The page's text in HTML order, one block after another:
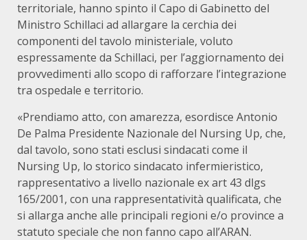
territoriale, hanno spinto il Capo di Gabinetto del
Ministro Schillaci ad allargare la cerchia dei
componenti del tavolo ministeriale, voluto
espressamente da Schillaci, per l’aggiornamento dei
provvedimenti allo scopo di rafforzare l’integrazione
tra ospedale e territorio.
«Prendiamo atto, con amarezza, esordisce Antonio
De Palma Presidente Nazionale del Nursing Up, che,
dal tavolo, sono stati esclusi sindacati come il
Nursing Up, lo storico sindacato infermieristico,
rappresentativo a livello nazionale ex art 43 dlgs
165/2001, con una rappresentatività qualificata, che
si allarga anche alle principali regioni e/o province a
statuto speciale che non fanno capo all’ARAN.